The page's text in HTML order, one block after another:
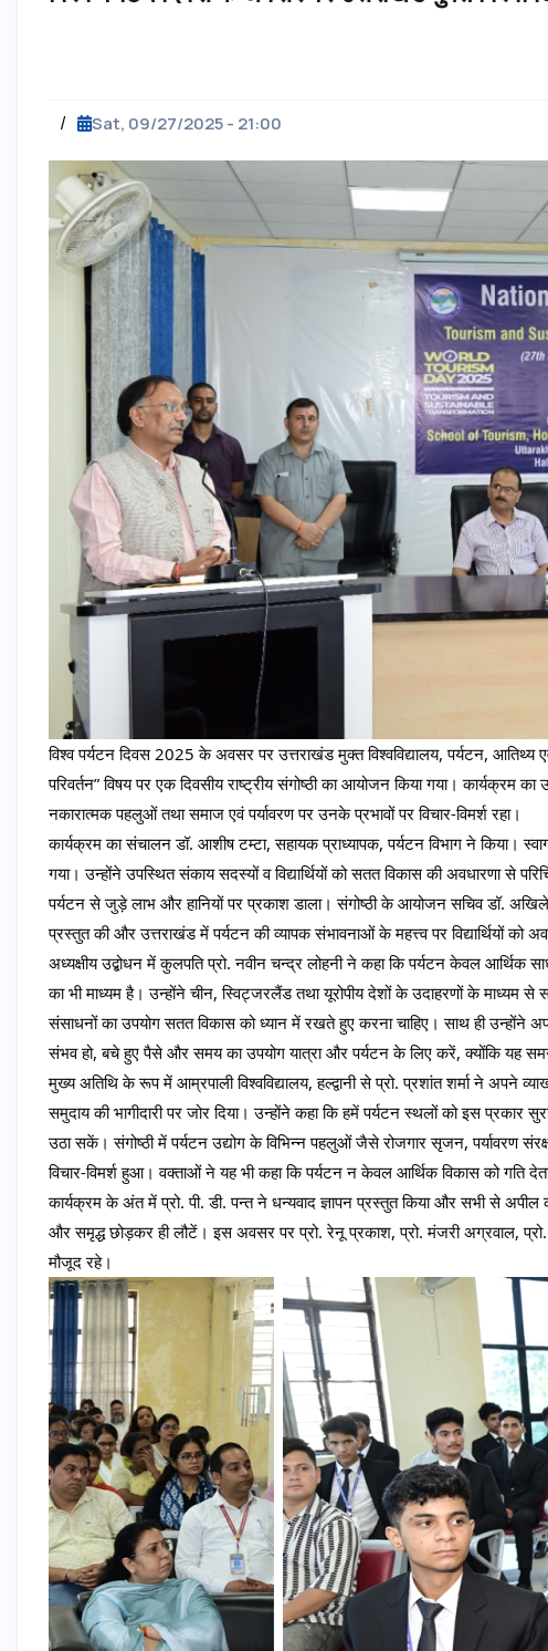
/ Sat, 09/27/2025 - 21:00
विश्व पर्यटन दिवस 2025 के अवसर पर उत्तराखंड मुक्त विश्वविद्यालय, पर्यटन, आतिथ्य
परिवर्तन” विषय पर एक दिवसीय राष्ट्रीय संगोष्ठी का आयोजन किया गया। कार्यक्रम
नकारात्मक पहलुओं तथा समाज एवं पर्यावरण पर उनके प्रभावों पर विचार-विमर्श रहा।
कार्यक्रम का संचालन डॉ. आशीष टम्टा, सहायक प्राध्यापक, पर्यटन विभाग ने किया।
गया। उन्होंने उपस्थित संकाय सदस्यों व विद्यार्थियों को सतत विकास की अवधारणा से
पर्यटन से जुड़े लाभ और हानियों पर प्रकाश डाला। संगोष्ठी के आयोजन सचिव डॉ.
प्रस्तुत की और उत्तराखंड में पर्यटन की व्यापक संभावनाओं के महत्त्व पर विद्यार्थियों को
अध्यक्षीय उद्बोधन में कुलपति प्रो. नवीन चन्द्र लोहनी ने कहा कि पर्यटन केवल
का भी माध्यम है। उन्होंने चीन, स्विट्जरलैंड तथा यूरोपीय देशों के उदाहरणों के माध्यम से
संसाधनों का उपयोग सतत विकास को ध्यान में रखते हुए करना चाहिए। साथ ही उन्होंने
संभव हो, बचे हुए पैसे और समय का उपयोग यात्रा और पर्यटन के लिए करें, क्योंकि यह
मुख्य अतिथि के रूप में आम्रपाली विश्वविद्यालय, हल्द्वानी से प्रो. प्रशांत शर्मा ने अपने
समुदाय की भागीदारी पर जोर दिया। उन्होंने कहा कि हमें पर्यटन स्थलों को इस प्रकार
उठा सकें। संगोष्ठी में पर्यटन उद्योग के विभिन्न पहलुओं जैसे रोजगार सृजन, पर्यावरण
विचार-विमर्श हुआ। वक्ताओं ने यह भी कहा कि पर्यटन न केवल आर्थिक विकास को गति
कार्यक्रम के अंत में प्रो. पी. डी. पन्त ने धन्यवाद ज्ञापन प्रस्तुत किया और सभी से
और समृद्ध छोड़कर ही लौटें। इस अवसर पर प्रो. रेनू प्रकाश, प्रो. मंजरी अग्रवाल,
मौजूद रहे।